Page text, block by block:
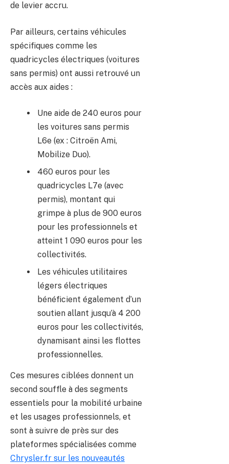
de levier accru.
Par ailleurs, certains véhicules
spécifiques comme les
quadricycles électriques (voitures
sans permis) ont aussi retrouvé un
accès aux aides :
Une aide de 240 euros pour
les voitures sans permis
L6e (ex : Citroën Ami,
Mobilize Duo).
460 euros pour les
quadricycles L7e (avec
permis), montant qui
grimpe à plus de 900 euros
pour les professionnels et
atteint 1 090 euros pour les
collectivités.
Les véhicules utilitaires
légers électriques
bénéficient également d’un
soutien allant jusqu’à 4 200
euros pour les collectivités,
dynamisant ainsi les flottes
professionnelles.
Ces mesures ciblées donnent un
second souffle à des segments
essentiels pour la mobilité urbaine
et les usages professionnels, et
sont à suivre de près sur des
plateformes spécialisées comme
Chrysler.fr sur les nouveautés